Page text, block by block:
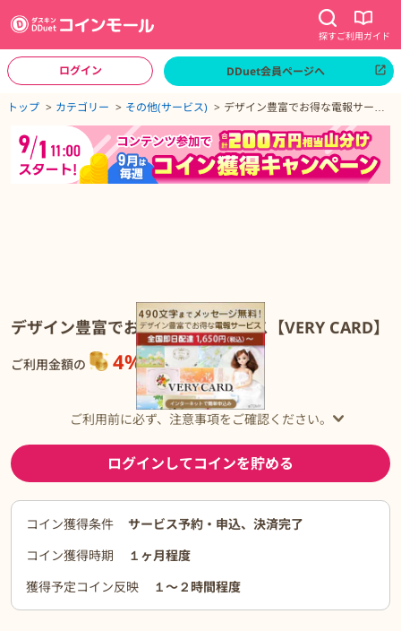
探すご利用ガイド
ログイン DDuet会員ページへ
トップ カテゴリー その他(サービス)
デザイン豊富でお得な電報サービ
デザイン豊富でお得な電報サービス【VERY CARD】
ご利用金額の 4%還元
ご利用前に必ず、注意事項をご確認ください。
ログインしてコインを貯める
コイン獲得条件
サービス予約・申込、決済完了
コイン獲得時期
１ヶ月程度
獲得予定コイン反映
１〜２時間程度
ジトップへ